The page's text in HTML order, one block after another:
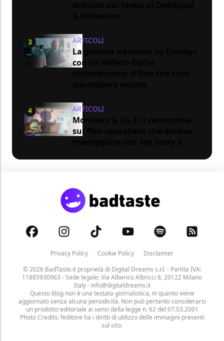
3 ARTICOLI
La gemma nascosta su Disney+
con un Willem Dafoe
4 ARTICOLI
Monsters & Co 2: il retroscena
sul film cancellato che doveva
Privacy Policy Cookie Policy
Disclaimer
© 2026 BadTaste.it proprietà di Digital Dreams s.r.l.- Partita IVA:
11885930963 - Sede legale: Via Alberico Albricci 8, 20122 Milano
Italy - info@digitaldreams.it
Questo blog non è una testata giornalistica, in quanto viene
aggiornato senza alcuna periodicità. Non può pertanto considerarsi
un prodotto editoriale ai sensi della legge n. 62 del 07.03.2001
Photo Credits: l’editore ha i diritti di utilizzo delle immagini presenti
sul sito.